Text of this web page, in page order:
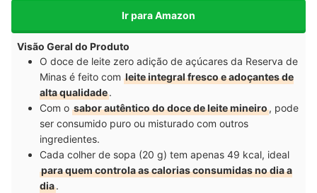
Ir para Amazon
Visão Geral do Produto
O doce de leite zero adição de açúcares da Reserva de
Minas é feito com leite integral fresco e adoçantes de
alta qualidade.
Com o sabor autêntico do doce de leite mineiro, pode
ser consumido puro ou misturado com outros
ingredientes.
Cada colher de sopa (20 g) tem apenas 49 kcal, ideal
para quem controla as calorias consumidas no dia a
dia.